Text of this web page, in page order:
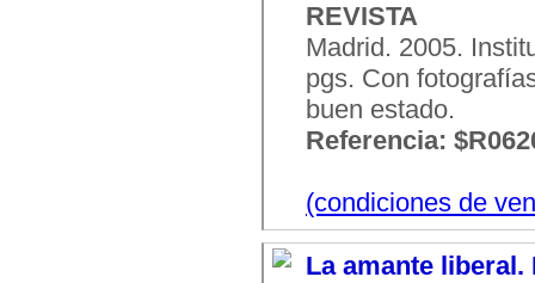
REVISTA
Madrid. 2005.
pgs. Con
buen estado.
Referencia:
(condiciones de
La amante liberal.